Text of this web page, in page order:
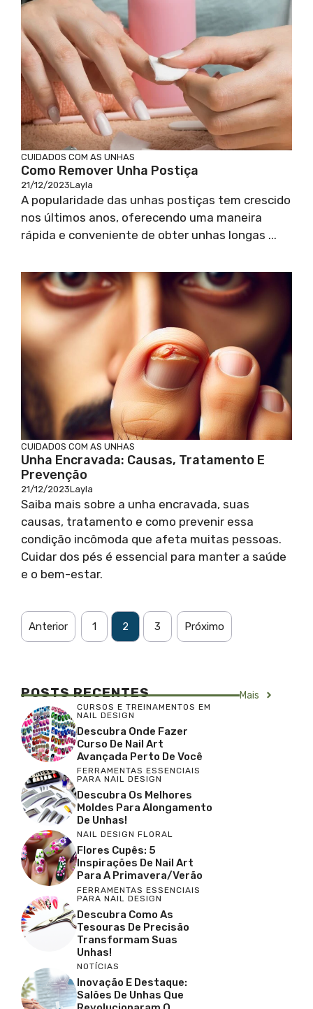
CUIDADOS COM AS UNHAS
Como Remover Unha Postiça
21/12/2023Layla
A popularidade das unhas postiças tem crescido
nos últimos anos, oferecendo uma maneira
rápida e conveniente de obter unhas longas ...
CUIDADOS COM AS UNHAS
Unha Encravada: Causas, Tratamento E
Prevenção
21/12/2023Layla
Saiba mais sobre a unha encravada, suas
causas, tratamento e como prevenir essa
condição incômoda que afeta muitas pessoas.
Cuidar dos pés é essencial para manter a saúde
e o bem-estar.
Anterior 1 2 3 Próximo
POSTS RECENTES Mais
CURSOS E TREINAMENTOS EM
NAIL DESIGN
Descubra Onde Fazer
Curso De Nail Art
Avançada Perto De Você
FERRAMENTAS ESSENCIAIS
PARA NAIL DESIGN
Descubra Os Melhores
Moldes Para Alongamento
De Unhas!
NAIL DESIGN FLORAL
Flores Cupês: 5
Inspirações De Nail Art
Para A Primavera/Verão
FERRAMENTAS ESSENCIAIS
PARA NAIL DESIGN
Descubra Como As
Tesouras De Precisão
Transformam Suas
Unhas!
NOTÍCIAS
Inovação E Destaque:
Salões De Unhas Que